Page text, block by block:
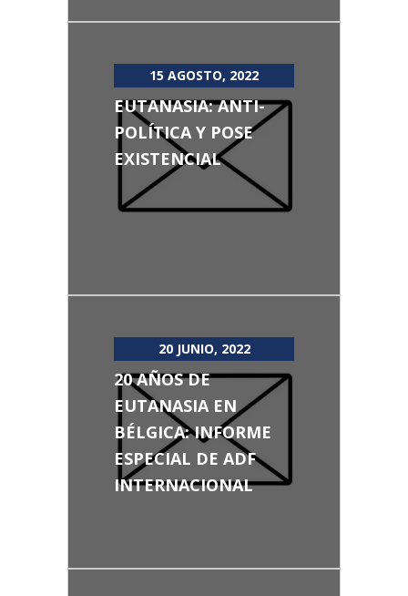
15 AGOSTO, 2022
EUTANASIA: ANTI-
POLÍTICA Y POSE
EXISTENCIAL
20 JUNIO, 2022
20 AÑOS DE
EUTANASIA EN
BÉLGICA: INFORME
ESPECIAL DE ADF
INTERNACIONAL